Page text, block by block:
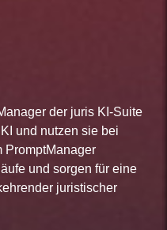
der juris KI-Suite
und nutzen sie bei
PromptManager
und sorgen für eine
juristischer